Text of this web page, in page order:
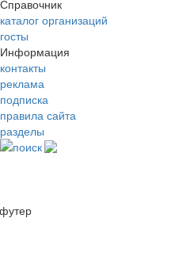
Справочник
каталог организаций
госты
Информация
контакты
реклама
подписка
правила сайта
разделы
поиск
футер